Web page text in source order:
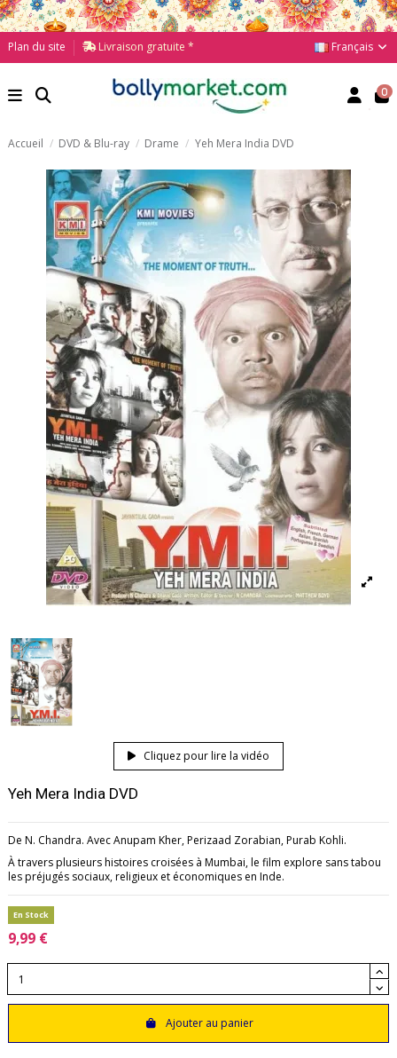
Plan du site Livraison gratuite * Français
0
Accueil DVD & Blu-ray Drame Yeh Mera India DVD
Cliquez pour lire la vidéo
Yeh Mera India DVD
De N. Chandra. Avec Anupam Kher, Perizaad Zorabian, Purab Kohli.
À travers plusieurs histoires croisées à Mumbai, le film explore sans tabou
les préjugés sociaux, religieux et économiques en Inde.
En Stock
9,99 €
Ajouter au panier